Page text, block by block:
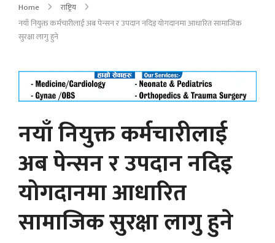
Home
राष्ट्रिय
नयाँ नियुक्त कर्मचारीलाई अब पेन्सन र उपदान नदिइ योगदानमा आधारित सामाजिक
सुरक्षा लागु हुने
नयाँ नियुक्त कर्मचारीलाई
अब पेन्सन र उपदान नदिइ
योगदानमा आधारित
सामाजिक सुरक्षा लागु हुने